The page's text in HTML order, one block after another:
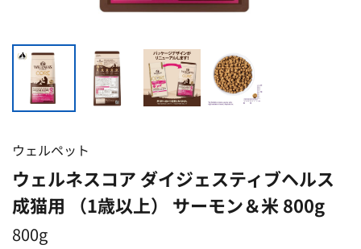
ウェルペット
ウェルネスコア ダイジェスティブヘルス
成猫用 （1歳以上） サーモン＆米 800g
800g